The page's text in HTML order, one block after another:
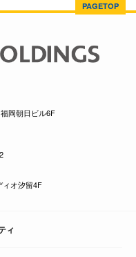
PAGETOP
岡朝日ビル6F
ィオ汐留4F
ィ